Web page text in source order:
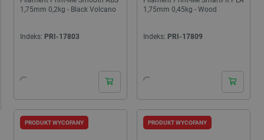
1,75mm 0,2kg - Black Volcano
Indeks: PRI-17803
1,75mm 0,45kg - Wood
Indeks: PRI-17809
PRODUKT WYCOFANY PRODUKT WYCOFANY